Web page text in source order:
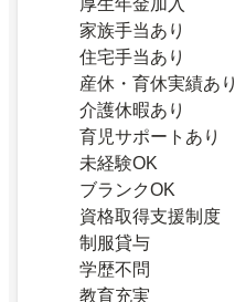
厚生年金加入
家族手当あり
住宅手当あり
産休・育休実績あり
介護休暇あり
育児サポートあり
未経験OK
ブランクOK
資格取得支援制度
制服貸与
学歴不問
教育充実